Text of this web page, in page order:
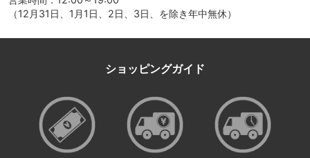
（12月31日、1月1日、2日、3日、を除き年中無休）
ショッピングガイド